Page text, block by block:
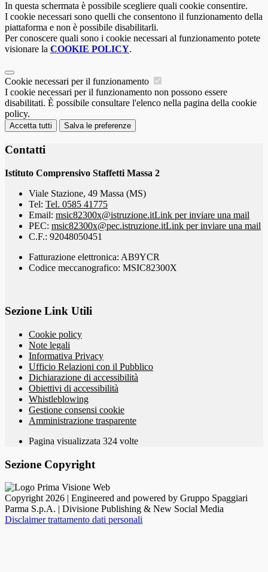
In questa schermata è possibile scegliere quali cookie consentire.
I cookie necessari sono quelli che consentono il funzionamento della
piattaforma e non è possibile disabilitarli.
Per conoscere quali sono i cookie necessari al funzionamento potete
visionare la COOKIE POLICY.
Cookie necessari per il funzionamento
I cookie necessari per il funzionamento non possono essere
disabilitati. È possibile consultare l'elenco nella pagina della cookie
policy.
Accetta tutti Salva le preferenze
Contatti
Istituto Comprensivo Staffetti Massa 2
Viale Stazione, 49 Massa (MS)
Tel: Tel. 0585 41775
Email: msic82300x@istruzione.itLink per inviare una mail
PEC: msic82300x@pec.istruzione.itLink per inviare una mail
C.F.: 92048050451
Fatturazione elettronica: AB9YCR
Codice meccanografico: MSIC82300X
Sezione Link Utili
Cookie policy
Note legali
Informativa Privacy
Ufficio Relazioni con il Pubblico
Dichiarazione di accessibilità
Obiettivi di accessibilità
Whistleblowing
Gestione consensi cookie
Amministrazione trasparente
Pagina visualizzata 324 volte
Sezione Copyright
Copyright 2026 | Engineered and powered by Gruppo Spaggiari
Parma S.p.A. | Divisione Publishing & New Social Media
Disclaimer trattamento dati personali